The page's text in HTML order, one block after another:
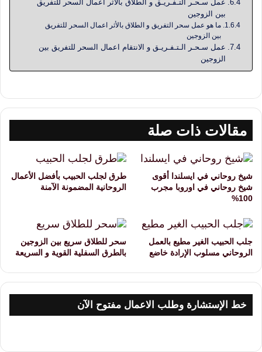
عمل سـحـر التـفـريـق و الطلاق بالأثر اعمال السحر للتفريق
بين الزوجين
ما هو عمل سحر التفريق و الطلاق بالأثر اعمال السحر للتفريق
بين الزوجين
عمل سـحـر الـتـفـريـق و الانتقام اعمال السحر للتفريق بين
الزوجين
مقالات ذات صلة
شيخ روحاني في ايسلندا أقوى
شيخ روحاني في اوروبا مجرب
100%
طرق لجلب الحبيب بأفضل الأعمال
الروحانية المضمونة الآمنة
جلب الحبيب الغير مطيع بالعمل
الروحاني مسلوب الإرادة خاضع
سحر للطلاق سريع بين الزوجين
بالطرق السفلية القوية و السريعة
خط الإستشارة وطلب الاعمال مفتوح الآن